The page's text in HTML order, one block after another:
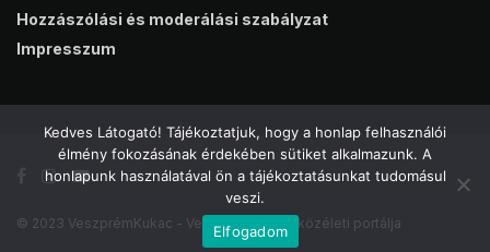
Hozzászólási és moderálási szabályzat
Impresszum
© 2023 VeszprémKukac - Veszprém online közéleti portálja
Kedves Látogató! Tájékoztatjuk, hogy a honlap felhasználói
élmény fokozásának érdekében sütiket alkalmazunk. A
honlapunk használatával ön a tájékoztatásunkat tudomásul
veszi.
Elfogadom